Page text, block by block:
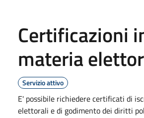
Certificazioni
materia
Servizio attivo
E' possibile richiedere certificati di
elettorali e di godimento dei diritti